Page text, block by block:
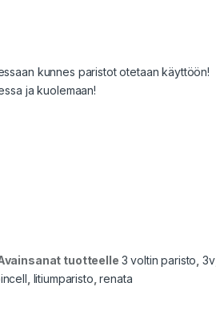
kunnes paristot otetaan käyttöön!
ja kuolemaan!
tuotteelle 3 voltin paristo ,3v,
litiumparisto ,renata